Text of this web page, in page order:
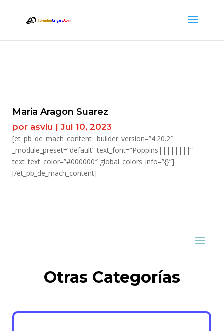
Maria Aragon Suarez
por asviu | Jul 10, 2023
[et_pb_de_mach_content _builder_version=”4.20.2″
_module_preset=”default” text_font=”Poppins||||||||”
text_text_color=”#000000″ global_colors_info=”{}”]
[/et_pb_de_mach_content]
Otras Categorías